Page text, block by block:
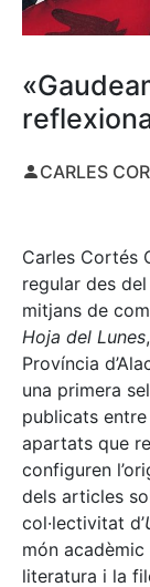
CARLES
Carles Cortés
regular des
mitjans de
Hoja del Lunes
Província
una primera
publicats
apartats que
configuren
dels articles
col·lectivitat d’
món acadèmic
literatura i la